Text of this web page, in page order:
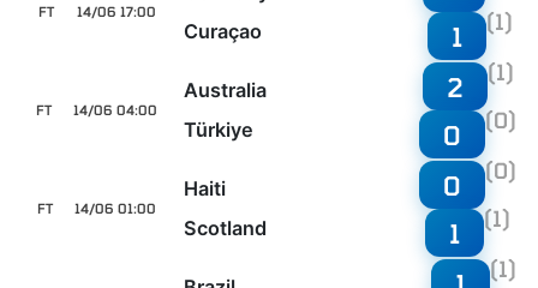
14/06 17:00
FT
Curaçao
1 (1)
14/06 04:00
FT
Australia
Türkiye
2 (1)
0 (0)
14/06 01:00
FT
Haiti
Scotland
0 (0)
1 (1)
(1)